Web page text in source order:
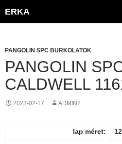
ERKA
PANGOLIN SPC BURKOLATOK
PANGOLIN
CALDWELL
2023-02-17 ADMIN2
lap méret: